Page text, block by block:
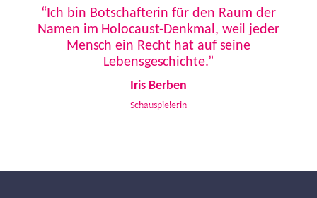
“Ich bin Botschafterin für den Raum der
Namen im Holocaust-Denkmal, weil jeder
Mensch ein Recht hat auf seine
Lebensgeschichte.”
Iris Berben
Schauspielerin